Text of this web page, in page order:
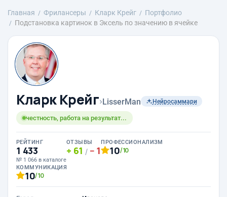
Главная Фрилансеры Кларк Крейг
Портфолио
Подстановка картинок в Эксель по значению в ячейке
Кларк Крейг›LisserMan Нейросаммари
честность, работа на результат...
РЕЙТИНГ
1 433
№ 1 066 в каталоге
ОТЗЫВЫ
61 / 1
ПРОФЕССИОНАЛИЗМ
10/10
КОММУНИКАЦИЯ
10/10